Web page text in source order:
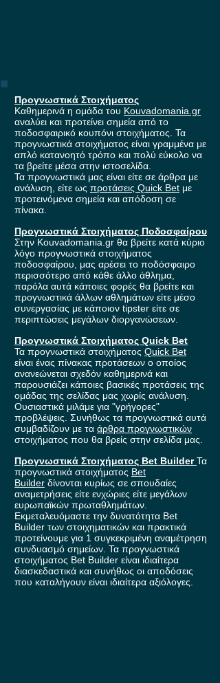
Προγνωστικά Στοιχήματος
Καθημερινά η ομάδα του Kouvadomania.gr
αναλύει και προτείνει σημεία από το
ποδοσφαιρικό κουπόνι στοιχήματος. Τα
προγνωστικά στοιχήματος είναι γραμμένα με
απλό κατανοητό τρόπο και πολύ εύκολο να
τα βρείτε μέσα στην ιστοσελίδα.
Τα προγνωστικά μας είναι είτε σε άρθρα με
ανάλυση, είτε ως προτάσεις Quick Bet με
προτεινόμενα σημεία και απόδοση σε
πίνακα.
Προγνωστικά Στοιχήματος Ποδοσφαίρου
Στην Kouvadomania.gr θα βρείτε κατά κύριο
λόγο προγνωστικά στοιχήματος
ποδοσφαίρου, μας αρέσει το ποδόσφαιρο
περισσότερο από κάθε άλλο άθλημα,
παρόλα αυτά κάποιες φορές θα βρείτε και
προγνωστικά άλλων αθλημάτων είτε μέσο
συνεργασίας με κάποιον tipster είτε σε
περιπτώσεις μεγάλων διοργανώσεων.
Προγνωστικά Στοιχήματος Quick Bet
Τα προγνωστικά στοιχήματος Quick Bet
είναι ένας πίνακας προτάσεων ο οποίος
ανανεώνεται σχεδόν καθημερινά και
παρουσιάζει κάποιες βασικές προτάσεις της
ομάδας της σελίδας μας χωρίς ανάλυση.
Ουσιαστικά μιλάμε για "γρήγορες"
προβλέψεις. Συνήθως τα προγνωστικά αυτά
συμβαδίζουν με τα άρθρα προγνωστικών
στοιχήματος που θα βρείς στην σελίδα μας.
Προγνωστικά Στοιχήματος Bet BuilderΤα
προγνωστικά στοιχήματος Bet
Builder δίνονται κυρίως σε σπουδαίες
αναμετρήσεις είτε ενχώριες είτε μεγάλων
ευρωπαϊκών πρωταθλημάτων.
Εκμεταλευόμαστε την δυνατότητα Bet
Builder των στοιχηματικών και πρακτικά
προτείνουμε για 1 συγκεκριμένη αναμέτρηση
συνδυασμό σημείων. Τα προγνωστικά
στοιχήματος Bet Builder είναι ιδιαίτερα
διασκεδαστικά και συνήθως οι αποδόσεις
που καταλήγουν είναι ιδιαίτερα αξιόλογες.